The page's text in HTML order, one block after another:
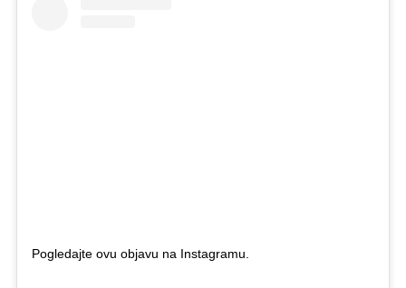
Pogledajte ovu objavu na Instagramu.